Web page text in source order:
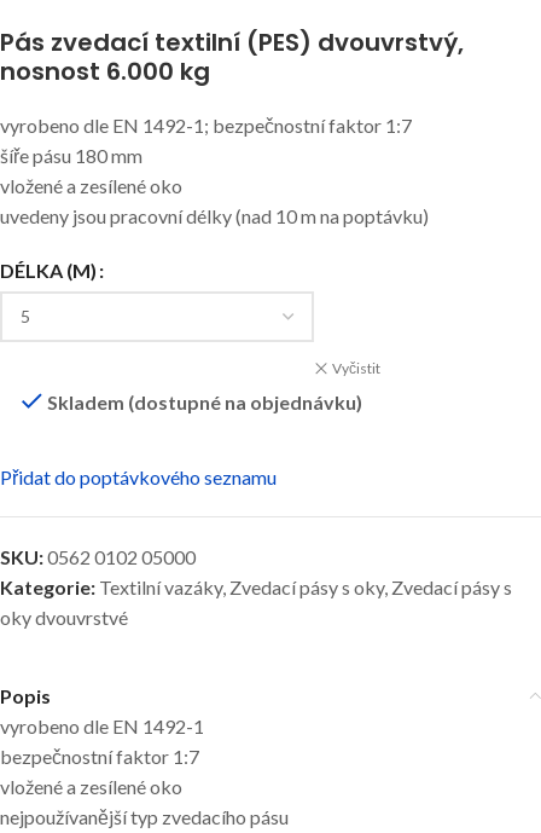
Pás zvedací textilní (PES) dvouvrstvý,
nosnost 6.000 kg
vyrobeno dle EN 1492-1; bezpečnostní faktor 1:7
šíře pásu 180 mm
vložené a zesílené oko
uvedeny jsou pracovní délky (nad 10 m na poptávku)
DÉLKA (M)
Vyčistit
Skladem (dostupné na objednávku)
Přidat do poptávkového seznamu
SKU:0562 0102 05000
Kategorie: Textilní vazáky, Zvedací pásy s oky, Zvedací pásy s
oky dvouvrstvé
Popis
vyrobeno dle EN 1492-1
bezpečnostní faktor 1:7
vložené a zesílené oko
nejpoužívanější typ zvedacího pásu